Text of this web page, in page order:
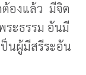
ต้องแล้ว มีจิต
ระธรรม อันมี
นผู้มีสรีระอัน